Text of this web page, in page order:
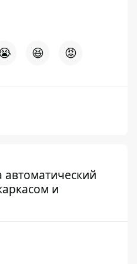
😆 😡
автоматический
и